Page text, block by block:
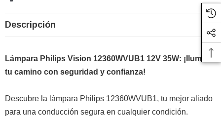
Cantidad
actual de
Descripción
Lámpara Philips Vision 12360WVUB1 12V 35W: ¡Ilumina
tu camino con seguridad y confianza!
Descubre la lámpara Philips 12360WVUB1, tu mejor aliado
para una conducción segura en cualquier condición.